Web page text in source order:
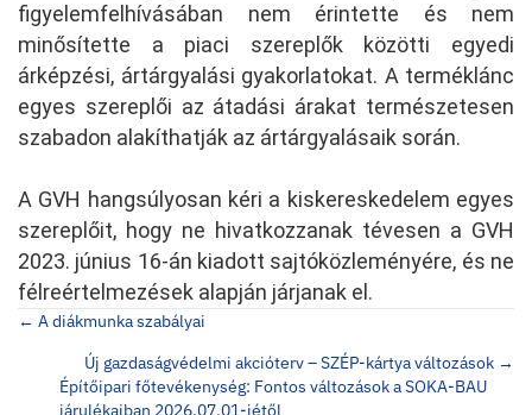
figyelemfelhívásában nem érintette és nem
minősítette a piaci szereplők közötti egyedi
árképzési, ártárgyalási gyakorlatokat. A terméklánc
egyes szereplői az átadási árakat természetesen
szabadon alakíthatják az ártárgyalásaik során.
A GVH hangsúlyosan kéri a kiskereskedelem egyes
szereplőit, hogy ne hivatkozzanak tévesen a GVH
2023. június 16-án kiadott sajtóközleményére, és ne
félreértelmezések alapján járjanak el.
Posts
navigation
← A diákmunka szabályai
Új gazdaságvédelmi akcióterv – SZÉP-kártya változások →
Építőipari főtevékenység: Fontos változások a SOKA-BAU
járulékaiban 2026.07.01-jétől